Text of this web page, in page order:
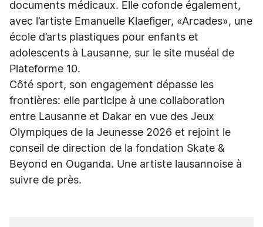
documents médicaux. Elle cofonde également,
avec l’artiste Emanuelle Klaefiger, «Arcades», une
école d’arts plastiques pour enfants et
adolescents à Lausanne, sur le site muséal de
Plateforme 10.
Côté sport, son engagement dépasse les
frontières: elle participe à une collaboration
entre Lausanne et Dakar en vue des Jeux
Olympiques de la Jeunesse 2026 et rejoint le
conseil de direction de la fondation Skate &
Beyond en Ouganda. Une artiste lausannoise à
suivre de près.